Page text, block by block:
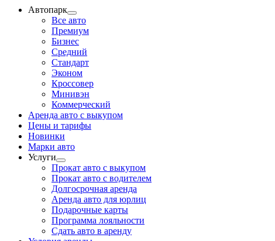
Автопарк
Все авто
Премиум
Бизнес
Средний
Стандарт
Эконом
Кроссовер
Минивэн
Коммерческий
Аренда авто с выкупом
Цены и тарифы
Новинки
Марки авто
Услуги
Прокат авто с выкупом
Прокат авто с водителем
Долгосрочная аренда
Аренда авто для юрлиц
Подарочные карты
Программа лояльности
Сдать авто в аренду